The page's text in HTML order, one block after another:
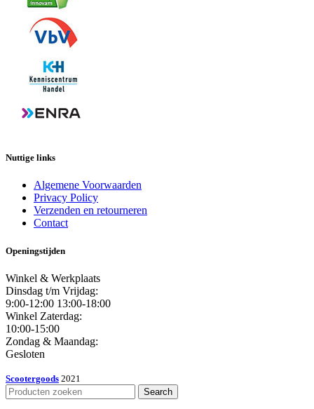
Nuttige links
Algemene Voorwaarden
Privacy Policy
Verzenden en retourneren
Contact
Openingstijden
Winkel & Werkplaats
Dinsdag t/m Vrijdag:
9:00-12:00 13:00-18:00
Winkel Zaterdag:
10:00-15:00
Zondag & Maandag:
Gesloten
Scootergoods 2021
Search